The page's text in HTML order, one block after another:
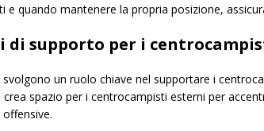
e quando mantenere la propria posizione,
di supporto per i
svolgono un ruolo chiave nel supportare i
crea spazio per i centrocampisti esterni per